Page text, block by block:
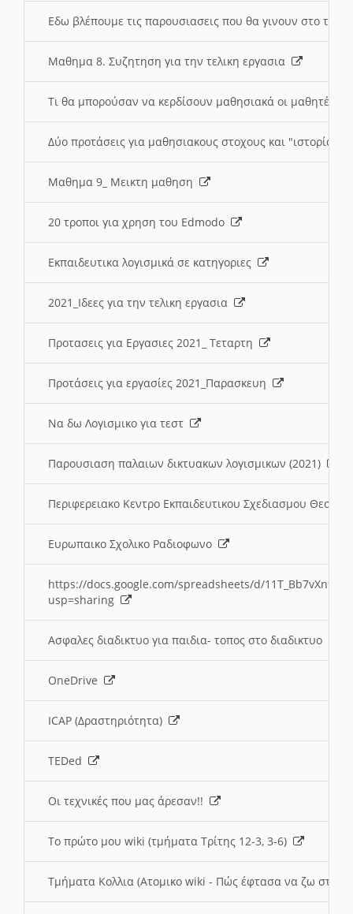
Εδω βλέπουμε τις παρουσιασεις που θα γινουν στο
Μαθημα 8. Συζητηση για την τελικη εργασια
Τι θα μπορούσαν να κερδίσουν μαθησιακά οι μαθητές/
Δύο προτάσεις για μαθησιακους στοχους και "ιστορία"
Μαθημα 9_ Μεικτη μαθηση
20 τροποι για χρηση του Edmodo
Εκπαιδευτικα λογισμικά σε κατηγοριες
2021_Ιδεες για την τελικη εργασια
Προτασεις για Εργασιες 2021_ Τεταρτη
Προτάσεις για εργασίες 2021_Παρασκευη
Να δω Λογισμικο για τεστ
Παρουσιαση παλαιων δικτυακων λογισμικων (2021)
Περιφερειακο Κεντρο Εκπαιδευτικου Σχεδιασμου
Ευρωπαικο Σχολικο Ραδιοφωνο
https://docs.google.com/spreadsheets/d/
usp=sharing
Ασφαλες διαδικτυο για παιδια- τοπος στο διαδικτυο
OneDrive
ICAP (Δραστηριότητα)
TEDed
Οι τεχνικές που μας άρεσαν!!
Το πρώτο μου wiki (τμήματα Τρίτης 12-3, 3-6)
Τμήματα Κολλια (Ατομικο wiki - Πώς έφτασα να ζω στην